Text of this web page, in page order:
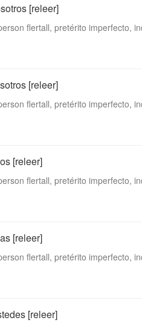
[releer]
flertall, pretérito imperfecto,
[releer]
flertall, pretérito imperfecto,
[releer]
flertall, pretérito imperfecto,
[releer]
flertall, pretérito imperfecto,
[releer]